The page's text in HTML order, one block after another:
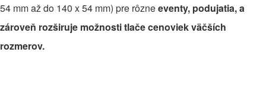
54 mm až do 140 x 54 mm) pre rôzneeventy, podujatia, a
zároveň rozširuje možnosti tlače cenoviek väčších
rozmerov.